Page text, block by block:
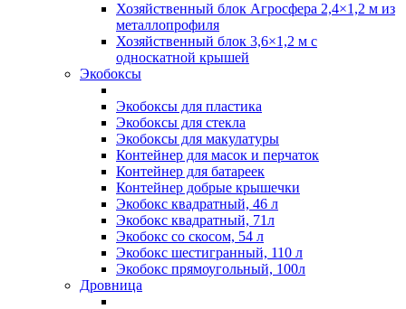
Хозяйственный блок Агросфера 2,4×1,2 м из
металлопрофиля
Хозяйственный блок 3,6×1,2 м с
односкатной крышей
Экобоксы
Экобоксы для пластика
Экобоксы для стекла
Экобоксы для макулатуры
Контейнер для масок и перчаток
Контейнер для батареек
Контейнер добрые крышечки
Экобокс квадратный, 46 л
Экобокс квадратный, 71л
Экобокс со скосом, 54 л
Экобокс шестигранный, 110 л
Экобокс прямоугольный, 100л
Дровница